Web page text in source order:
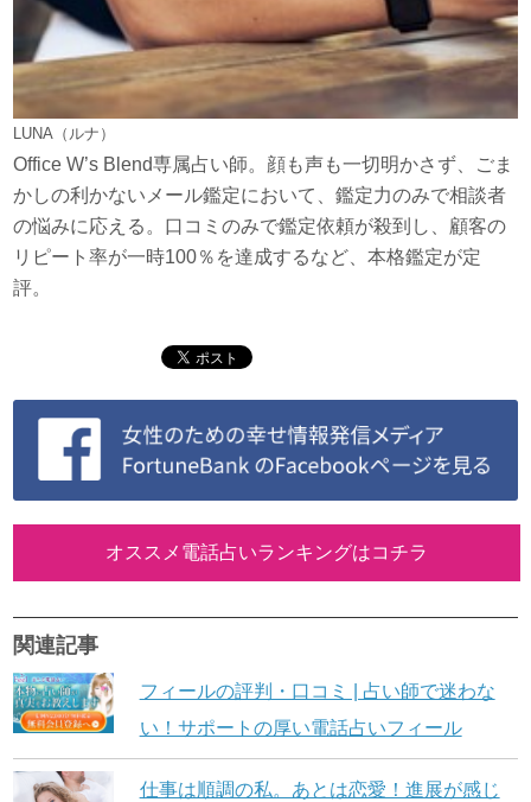
LUNA（ルナ）
Office W’s Blend専属占い師。顔も声も一切明かさず、ごま
かしの利かないメール鑑定において、鑑定力のみで相談者
の悩みに応える。口コミのみで鑑定依頼が殺到し、顧客の
リピート率が一時100％を達成するなど、本格鑑定が定
評。
オススメ電話占いランキングはコチラ
関連記事
フィールの評判・口コミ | 占い師で迷わな
い！サポートの厚い電話占いフィール
仕事は順調の私。あとは恋愛！進展が感じ